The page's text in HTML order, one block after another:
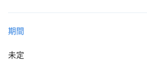
期間
未定